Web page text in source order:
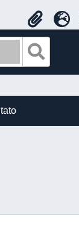
Presse-